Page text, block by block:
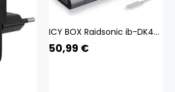
ICY BOX Raidsonic ib-DK4040-CPD Notebook Dockingstation
50,99 €